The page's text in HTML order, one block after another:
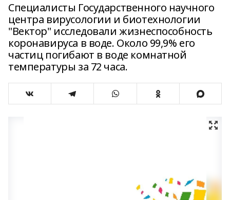
Специалисты Государственного научного
центра вирусологии и биотехнологии
"Вектор" исследовали жизнеспособность
коронавируса в воде. Около 99,9% его
частиц погибают в воде комнатной
температуры за 72 часа.